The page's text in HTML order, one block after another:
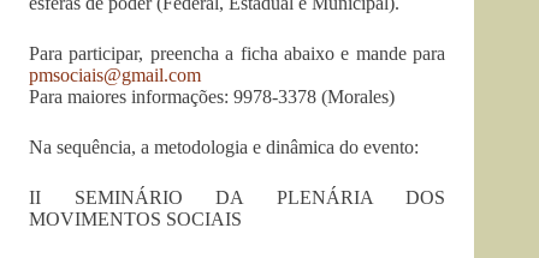
Para participar, preencha a ficha abaixo e mande para
pmsociais@gmail.com
Para maiores informações: 9978-3378 (Morales)
Na sequência, a metodologia e dinâmica do evento:
II SEMINÁRIO DA PLENÁRIA DOS
MOVIMENTOS SOCIAIS